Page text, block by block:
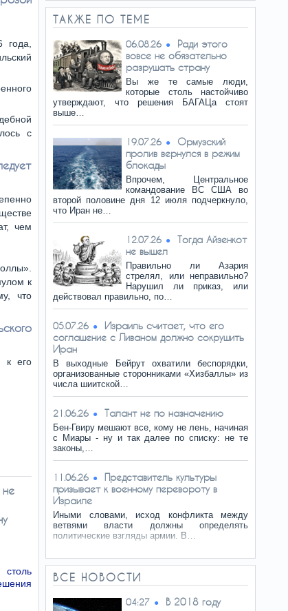
года,
с
чем
к
что
к его
ТАКЖЕ ПО ТЕМЕ
06.08.26
Ради этого
вовсе не обязательно
разрушать страну
Вы же те самые люди,
которые столь настойчиво
утверждают, что решения БАГАЦа стоят
выше…
19.07.26
Ормузский
пролив вернулся в режим
блокады
Впрочем, Центральное
командование ВС США во
второй половине дня 12 июля подчеркнуло,
что Иран не…
12.07.26
Тогда Айзенкот
не вышел
Правильно ли Азария
стрелял, или неправильно?
Нарушил ли приказ, или
действовал правильно, по…
05.07.26
Израиль считает, что его
соглашение с Ливаном должно сокрушить
Иран
В выходные Бейрут охватили беспорядки,
организованные сторонниками «Хизбаллы» из
числа шиитской…
21.06.26 Талант не по назначению
Бен-Гвиру мешают все, кому не лень, начиная
с Миары - ну и так далее по списку: не те
законы,…
11.06.26
Представитель культуры
призывает к военному перевороту в
Израиле
Иными словами, исход конфликта между
ветвями власти должны определять
политические взгляды армии. В…
ВСЕ НОВОСТИ
04:27
В 2018 году